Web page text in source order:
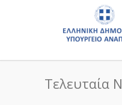
Τελευταία